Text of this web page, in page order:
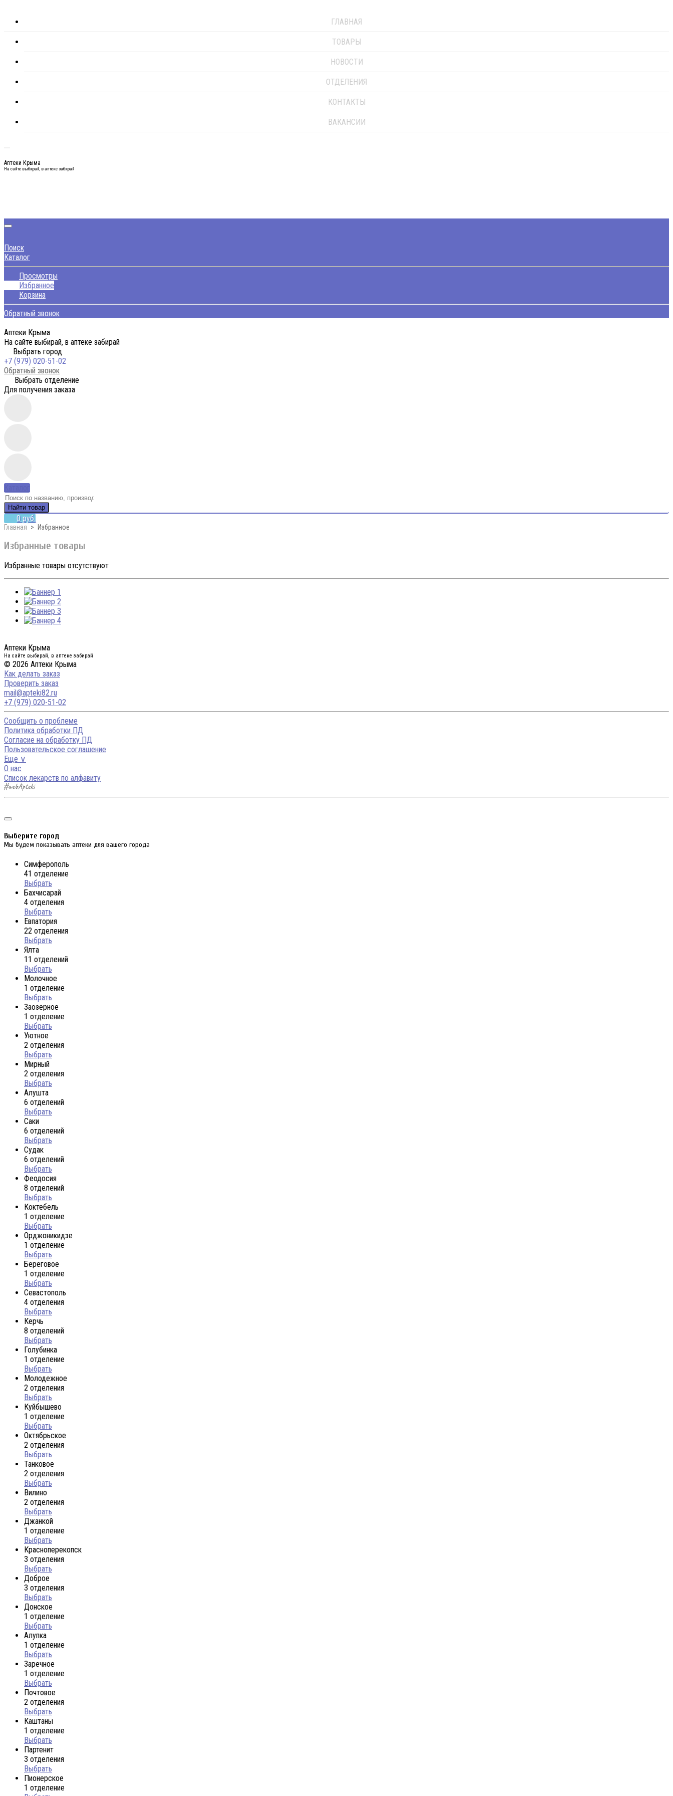
ГЛАВНАЯ
ТОВАРЫ
НОВОСТИ
ОТДЕЛЕНИЯ
КОНТАКТЫ
ВАКАНСИИ
Аптеки Крыма
На сайте выбирай, в аптеке забирай
Поиск
Каталог
Просмотры
Избранное
Корзина
Обратный звонок
Аптеки Крыма
На сайте выбирай, в аптеке забирай
Выбрать город
+7 (979) 020-51-02
Обратный звонок
Выбрать отделение
Для получения заказа
Найти товар
0 руб.
Главная Избранное
Избранные товары
Избранные товары отсутствуют
Аптеки Крыма
На сайте выбирай, в аптеке забирай
© 2026 Аптеки Крыма
Как делать заказ
Проверить заказ
mail@apteki82.ru
+7 (979) 020-51-02
Сообщить о проблеме
Политика обработки ПД
Согласие на обработку ПД
Пользовательское соглашение
Еще ∨
О нас
Список лекарств по алфавиту
Выберите город
Мы будем показывать аптеки для вашего города
Симферополь
41 отделение
Выбрать
Бахчисарай
4 отделения
Выбрать
Евпатория
22 отделения
Выбрать
Ялта
11 отделений
Выбрать
Молочное
1 отделение
Выбрать
Заозерное
1 отделение
Выбрать
Уютное
2 отделения
Выбрать
Мирный
2 отделения
Выбрать
Алушта
6 отделений
Выбрать
Саки
6 отделений
Выбрать
Судак
6 отделений
Выбрать
Феодосия
8 отделений
Выбрать
Коктебель
1 отделение
Выбрать
Орджоникидзе
1 отделение
Выбрать
Береговое
1 отделение
Выбрать
Севастополь
4 отделения
Выбрать
Керчь
8 отделений
Выбрать
Голубинка
1 отделение
Выбрать
Молодежное
2 отделения
Выбрать
Куйбышево
1 отделение
Выбрать
Октябрьское
2 отделения
Выбрать
Танковое
2 отделения
Выбрать
Вилино
2 отделения
Выбрать
Джанкой
1 отделение
Выбрать
Красноперекопск
3 отделения
Выбрать
Доброе
3 отделения
Выбрать
Донское
1 отделение
Выбрать
Алупка
1 отделение
Выбрать
Заречное
1 отделение
Выбрать
Почтовое
2 отделения
Выбрать
Каштаны
1 отделение
Выбрать
Партенит
3 отделения
Выбрать
Пионерское
1 отделение